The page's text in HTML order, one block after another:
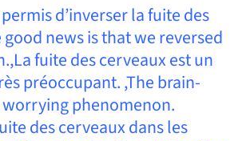
d’inverser la fuite des
news is that we reversed
fuite des cerveaux est un
préoccupant. ,The brain-
worrying phenomenon.
des cerveaux dans les